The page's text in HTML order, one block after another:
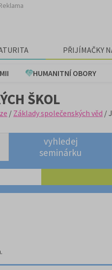
PŘIJÍMAČKY
HUMANITNÍ OBORY
ŠKOL
/ Základy společenských věd /
vyhledej
seminárku